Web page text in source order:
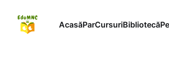
AcasăParCursuriBibliotecă